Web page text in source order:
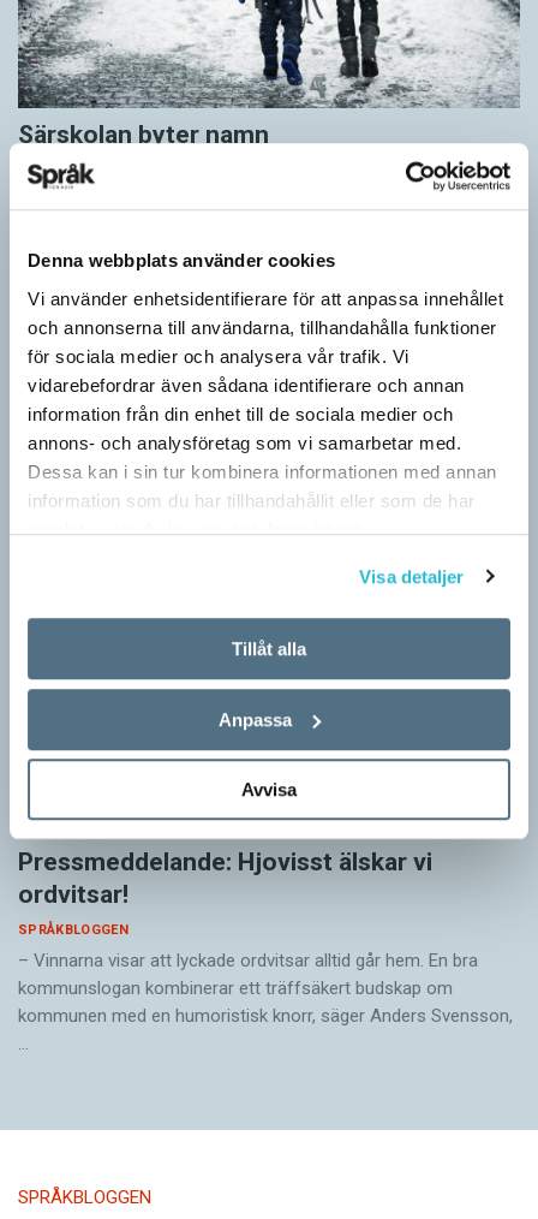
Denna webbplats använder cookies
Vi använder enhetsidentifierare för att anpassa innehållet
och annonserna till användarna, tillhandahålla funktioner
för sociala medier och analysera vår trafik. Vi
vidarebefordrar även sådana identifierare och annan
information från din enhet till de sociala medier och
annons- och analysföretag som vi samarbetar med.
Dessa kan i sin tur kombinera informationen med annan
information som du har tillhandahållit eller som de har
samlat in när du har använt deras tjänster.
Visa detaljer
Tillåt alla
Anpassa
Avvisa
Särskolan byter namn
SPRÅKBLOGGEN
stor del i att detta namnbyte sker är artonåriga Leo Lust…
Pressmeddelande: Hjovisst älskar vi
ordvitsar!
SPRÅKBLOGGEN
– Vinnarna visar att lyckade ordvitsar alltid går hem. En bra
kommunslogan kombinerar ett träffsäkert budskap om
kommunen med en humoristisk knorr, säger Anders Svensson,
…
SPRÅKBLOGGEN